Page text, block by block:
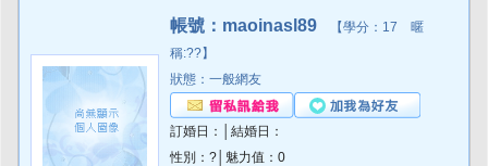
帳號：maoinasl89 【學分：17 暱
稱:??】
狀態：一般網友
訂婚日：│結婚日：
性別：?│魅力值：0